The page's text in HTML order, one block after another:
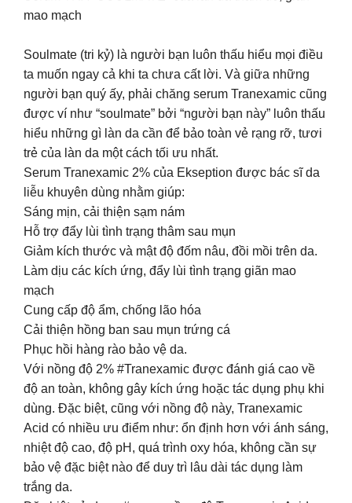
mao mạch
Soulmate (tri kỷ) là người bạn luôn thấu hiểu mọi điều
ta muốn ngay cả khi ta chưa cất lời. Và giữa những
người bạn quý ấy, phải chăng serum Tranexamic cũng
được ví như “soulmate” bởi “người bạn này” luôn thấu
hiểu những gì làn da cần để bảo toàn vẻ rạng rỡ, tươi
trẻ của làn da một cách tối ưu nhất.
Serum Tranexamic 2% của Ekseption được bác sĩ da
liễu khuyên dùng nhằm giúp:
Sáng mịn, cải thiện sạm nám
Hỗ trợ đẩy lùi tình trạng thâm sau mụn
Giảm kích thước và mật độ đốm nâu, đồi mồi trên da.
Làm dịu các kích ứng, đẩy lùi tình trạng giãn mao
mạch
Cung cấp độ ẩm, chống lão hóa
Cải thiện hồng ban sau mụn trứng cá
Phục hồi hàng rào bảo vệ da.
Với nồng độ 2% #Tranexamic được đánh giá cao về
độ an toàn, không gây kích ứng hoặc tác dụng phụ khi
dùng. Đặc biệt, cũng với nồng độ này, Tranexamic
Acid có nhiều ưu điểm như: ổn định hơn với ánh sáng,
nhiệt độ cao, độ pH, quá trình oxy hóa, không cần sự
bảo vệ đặc biệt nào để duy trì lâu dài tác dụng làm
trắng da.